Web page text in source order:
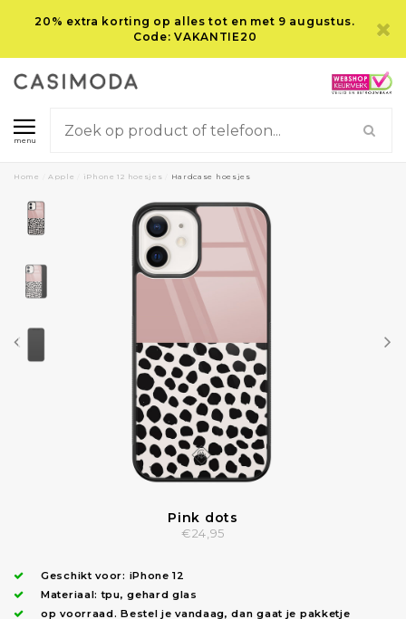
20% extra korting op alles tot en met 9 augustus.
Code: VAKANTIE20
menu
Home Apple iPhone 12 hoesjes Hardcase hoesjes
Pink dots
€24,95
Geschikt voor: iPhone 12
Materiaal: tpu, gehard glas
op voorraad.Bestel je vandaag, dan gaat je pakketje